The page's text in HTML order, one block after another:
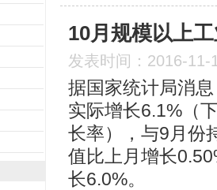
10月规模以上
发表时间：2016-11-
据国家统计局消
实际增长6.1%（
长率），与9月份
值比上月增长
长6.0%。